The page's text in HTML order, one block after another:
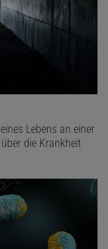
Lebens an einer
die Krankheit